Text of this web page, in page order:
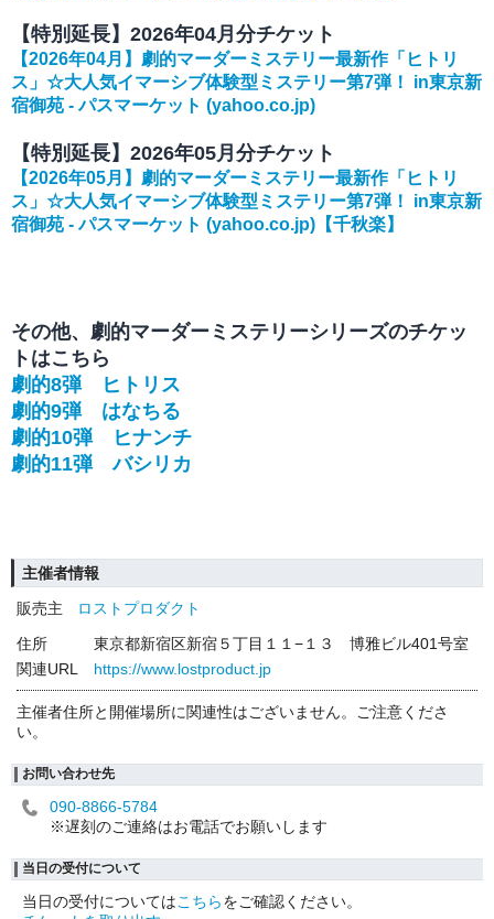
【特別延長】2026年04月分チケット
【2026年04月】劇的マーダーミステリー最新作「ヒトリ
ス」☆大人気イマーシブ体験型ミステリー第7弾！ in東京新
宿御苑 - パスマーケット (yahoo.co.jp)
【特別延長】 2026年05月分チケット
【2026年05月】劇的マーダーミステリー最新作「ヒトリ
ス」☆大人気イマーシブ体験型ミステリー第7弾！ in東京新
宿御苑 - パスマーケット (yahoo.co.jp)【千秋楽】
その他、劇的マーダーミステリーシリーズのチケッ
トはこちら
劇的8弾 ヒトリス
劇的9弾 はなちる
劇的10弾 ヒナンチ
劇的11弾 バシリカ
主催者情報
販売主
ロストプロダクト
住所
東京都新宿区新宿５丁目１１−１３ 博雅ビル401号室
関連URL
https://www.lostproduct.jp
主催者住所と開催場所に関連性はございません。ご注意くださ
い。
お問い合わせ先
090-8866-5784
※遅刻のご連絡はお電話でお願いします
当日の受付について
当日の受付についてはこちらをご確認ください。